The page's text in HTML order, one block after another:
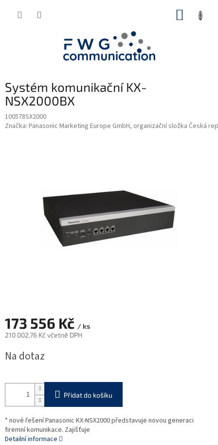
Systém komunikační KX-
NSX2000BX
100578SX2000
Značka: Panasonic Marketing Europe GmbH, organizační složka Česká
173 556 Kč / ks
210 002,76 Kč včetně DPH
cena:
Na dotaz
Přidat do košíku
* nové řešení Panasonic KX-NSX2000 představuje novou generaci
firemní komunikace. Zajišťuje
Detailní informace